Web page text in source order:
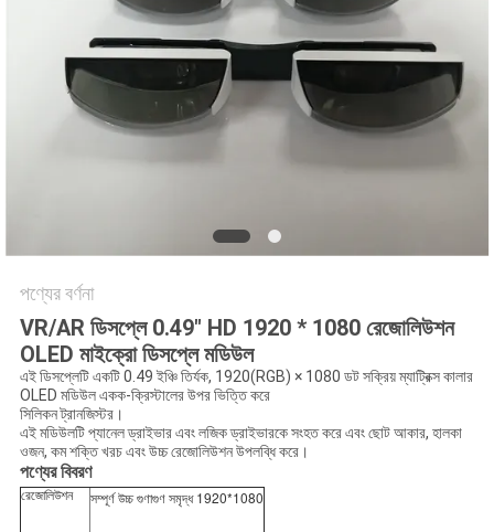
গোপনীয়তা
পণ্যের বর্ণনা
VR/AR ডিসপ্লে 0.49" HD 1920 * 1080 রেজোলিউশন
OLED মাইক্রো ডিসপ্লে মডিউল
এই ডিসপ্লেটি একটি 0.49 ইঞ্চি তির্যক, 1920(RGB) × 1080 ডট সক্রিয় ম্যাট্রিক্স কালার
OLED মডিউল একক-ক্রিস্টালের উপর ভিত্তি করে
সিলিকন ট্রানজিস্টর।
এই মডিউলটি প্যানেল ড্রাইভার এবং লজিক ড্রাইভারকে সংহত করে এবং ছোট আকার, হালকা
ওজন, কম শক্তি খরচ এবং উচ্চ রেজোলিউশন উপলব্ধি করে।
পণ্যের বিবরণ
রেজোলিউশন সম্পূর্ণ উচ্চ গুণাগুণ সমৃদ্ধ 1920*1080